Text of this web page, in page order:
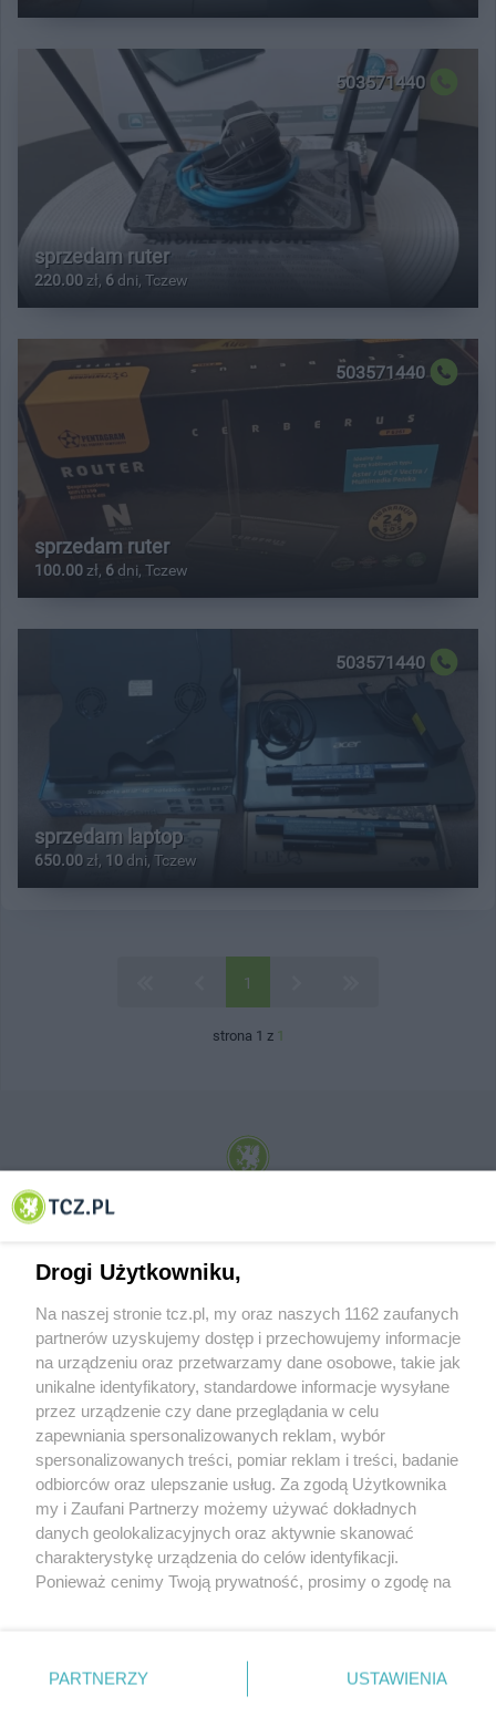
503571440
sprzedam ruter
220.00 zł, 6 dni, Tczew
503571440
sprzedam ruter
100.00 zł, 6 dni, Tczew
503571440
sprzedam laptop
650.00 zł, 10 dni, Tczew
1
strona 1 z 1
© 2001-2026 Tczew - TCZ.PL Sp. z o.o. Internetowy Serwis Informacyjny Miasta
O FIRMIE POLITYKA PRYWATNOŚCI HOSTING
REKLAMA WSPÓŁPRACA RSS FACEBOOK KONTAKT
Nasze serwisy
Aktualności
Tcz24
Historia miasta
Muzyka i kultura
Archiwum wydarzeń
Zdjęcia miasta
Drogi Użytkowniku,
Na naszej stronie tcz.pl, my oraz naszych 1162 zaufanych
partnerów uzyskujemy dostęp i przechowujemy informacje
na urządzeniu oraz przetwarzamy dane osobowe, takie jak
unikalne identyfikatory, standardowe informacje wysyłane
przez urządzenie czy dane przeglądania w celu
zapewniania spersonalizowanych reklam, wybór
spersonalizowanych treści, pomiar reklam i treści, badanie
odbiorców oraz ulepszanie usług. Za zgodą Użytkownika
my i Zaufani Partnerzy możemy używać dokładnych
danych geolokalizacyjnych oraz aktywnie skanować
charakterystykę urządzenia do celów identyfikacji.
Ponieważ cenimy Twoją prywatność, prosimy o zgodę na
znajdujący się w lewym dolnym rogu strony
. Niektóre
PARTNERZY USTAWIENIA